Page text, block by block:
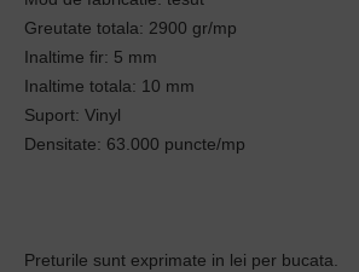
Greutate totala: 2900 gr/mp
Inaltime fir: 5 mm
Inaltime totala: 10 mm
Suport: Vinyl
Densitate: 63.000 puncte/mp
Preturile sunt exprimate in lei per bucata.